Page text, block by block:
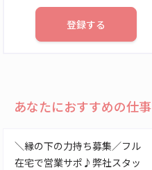
登録する
あなたにおすすめの仕事
＼縁の下の力持ち募集／フル
在宅で営業サポ♪弊社スタッ